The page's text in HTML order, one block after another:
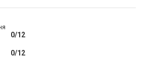
0/12
0/12